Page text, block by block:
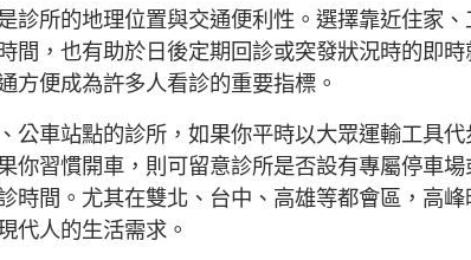
診所的地理位置與交通便利性。選擇靠近住家
間，也有助於日後定期回診或突發狀況時的即
方便成為許多人看診的重要指標。
公車站點的診所，如果你平時以大眾運輸工具
你習慣開車，則可留意診所是否設有專屬停車
時間。尤其在雙北、台中、高雄等都會區，高
代人的生活需求。